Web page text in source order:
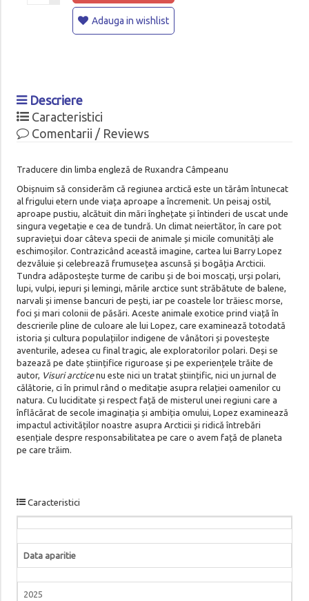
Adauga in wishlist
Descriere
Caracteristici
Comentarii / Reviews
Traducere din limba engleză de Ruxandra Câmpeanu
Obișnuim să considerăm că regiunea arctică este un tărâm întunecat
al frigului etern unde viața aproape a încremenit. Un peisaj ostil,
aproape pustiu, alcătuit din mări înghețate și întinderi de uscat unde
singura vegetație e cea de tundră. Un climat neiertător, în care pot
supraviețui doar câteva specii de animale și micile comunități ale
eschimoșilor. Contrazicând această imagine, cartea lui Barry Lopez
dezvăluie și celebrează frumusețea ascunsă și bogăția Arcticii.
Tundra adăpostește turme de caribu și de boi moscați, urși polari,
lupi, vulpi, iepuri și lemingi, mările arctice sunt străbătute de balene,
narvali și imense bancuri de pești, iar pe coastele lor trăiesc morse,
foci și mari colonii de păsări. Aceste animale exotice prind viață în
descrierile pline de culoare ale lui Lopez, care examinează totodată
istoria și cultura populațiilor indigene de vânători și povestește
aventurile, adesea cu final tragic, ale exploratorilor polari. Deși se
bazează pe date științifice riguroase și pe experiențele trăite de
autor, Visuri arcticenu este nici un tratat științific, nici un jurnal de
călătorie, ci în primul rând o meditație asupra relației oamenilor cu
natura. Cu luciditate și respect față de misterul unei regiuni care a
înflăcărat de secole imaginația și ambiția omului, Lopez examinează
impactul activităților noastre asupra Arcticii și ridică întrebări
esențiale despre responsabilitatea pe care o avem față de planeta
pe care trăim.
Caracteristici
Data aparitie
2025